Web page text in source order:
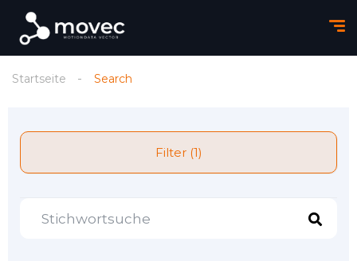
Startseite Search
Filter (1)